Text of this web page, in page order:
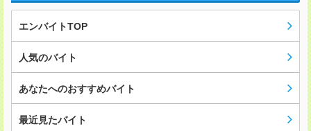
エンバイトTOP
人気のバイト
あなたへのおすすめバイト
最近見たバイト